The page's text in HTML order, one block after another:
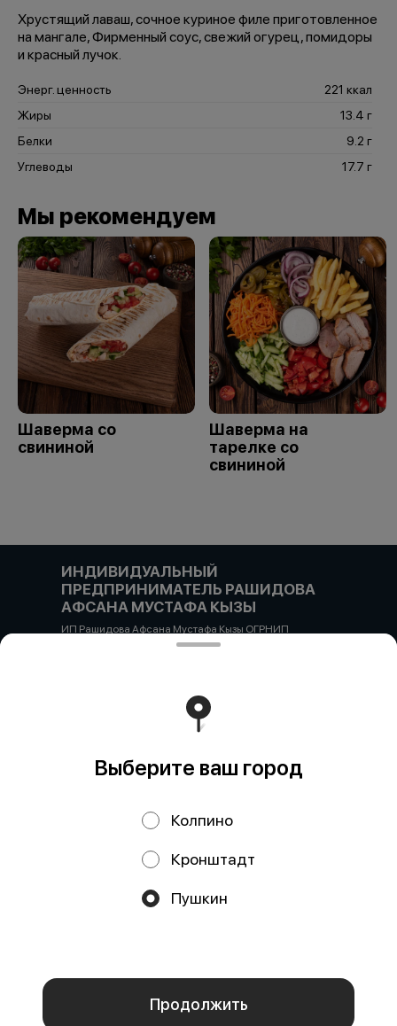
аналитических сервисов согласно нашейполитике
конфиденциальности
Хрустящий лаваш, сочное куриное филе приготовленное
на мангале, Фирменный соус, свежий огурец, помидоры
и красный лучок.
Энерг. ценность
221 ккал
Жиры
13.4 г
Белки
9.2 г
Углеводы
17.7 г
Мы рекомендуем
Шаверма со
свининой
Шаверма на
тарелке со
свининой
ИНДИВИДУАЛЬНЫЙ
ПРЕДПРИНИМАТЕЛЬ РАШИДОВА
АФСАНА МУСТАФА КЫЗЫ
ИП Рашидова Афсана Мустафа Кызы ОГРНИП
322784700051126 ИНН 781719784300 Российская
Работает на эффективном ядре
Политика конфиденциальности
Выберите ваш город
Колпино
Кронштадт
Пушкин